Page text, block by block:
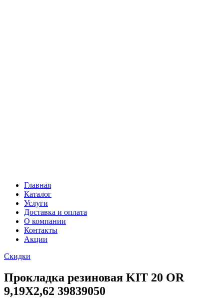
Главная
Каталог
Услуги
Доставка и оплата
О компании
Контакты
Акции
Скидки
Прокладка резиновая KIT 20 OR
9,19X2,62 39839050